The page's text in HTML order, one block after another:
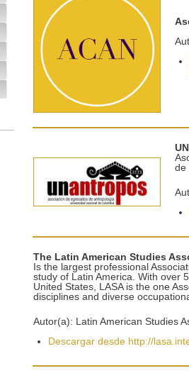
de
The Latin American Studies
Is the largest professional
study of Latin America. With over
United States, LASA is the one
disciplines and diverse
Autor(a): Latin American Studies
Descargar desde http://